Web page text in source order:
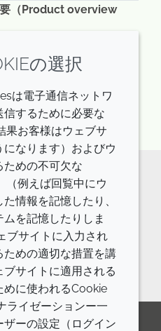
（Product overview
などはお気軽に
ください。
フォーム
の選択
は電子通信ネットワ
するために必要な
果お客様はウェブサ
なります）およびウ
ための不可欠な
（例えば回覧中にウ
情報を記憶したり、
を記憶したりしま
ブサイトに入力され
めの適切な措置を講
サイトに適用される
めに使われるCookie
ライゼーションー一
ーの設定（ログイン